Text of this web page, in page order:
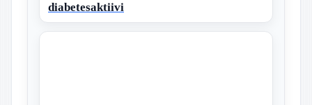
diabetesaktiivi